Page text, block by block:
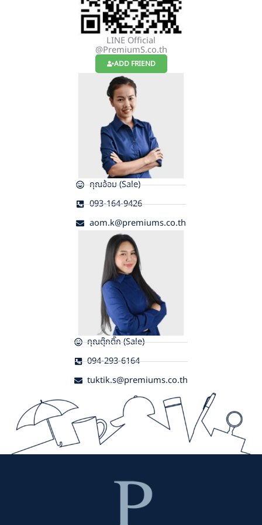
LINE Official
@PremiumS.co.th
ADD FRIEND
คุณอ้อม (Sale)
093-164-9426
aom.k@premiums.co.th
คุณตุ๊กติ๊ก (Sale)
094-293-6164
tuktik.s@premiums.co.th